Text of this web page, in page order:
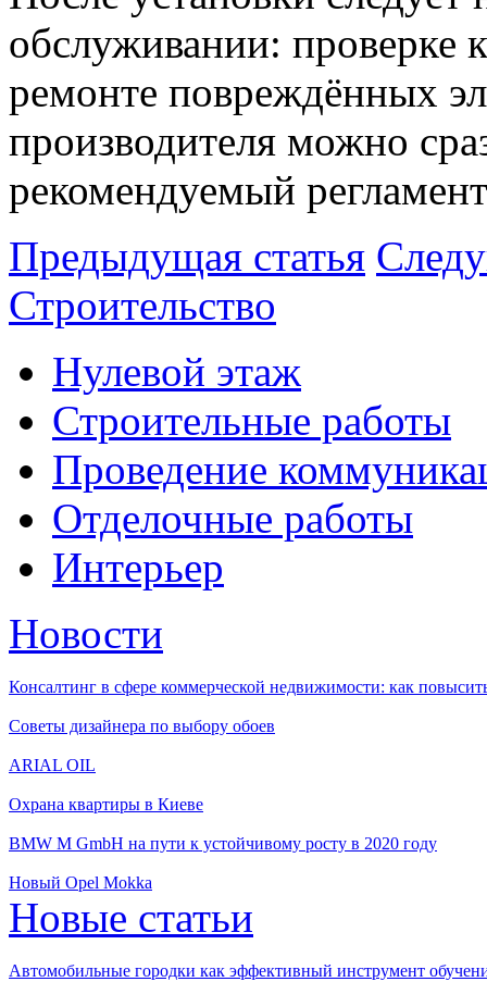
обслуживании: проверке
ремонте повреждённых
производителя можно
рекомендуемый
Предыдущая статья
Строительство
Нулевой этаж
Строительные работы
Проведение
Отделочные работы
Интерьер
Новости
Консалтинг в сфере коммерческой недвижимости: как
Советы дизайнера по выбору обоев
ARIAL OIL
Охрана квартиры в Киеве
BMW M GmbH на пути к устойчивому росту в 2020 году
Новый Opel Mokka
Новые статьи
Автомобильные городки как эффективный инструмент